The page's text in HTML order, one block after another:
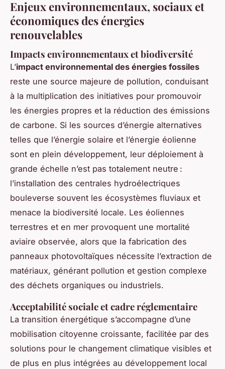
Enjeux environnementaux, sociaux et
économiques des énergies
renouvelables
Impacts environnementaux et biodiversité
L’impact environnemental des énergies fossiles
reste une source majeure de pollution, conduisant
à la multiplication des initiatives pour promouvoir
les énergies propres et la réduction des émissions
de carbone. Si les sources d’énergie alternatives
telles que l’énergie solaire et l’énergie éolienne
sont en plein développement, leur déploiement à
grande échelle n’est pas totalement neutre :
l’installation des centrales hydroélectriques
bouleverse souvent les écosystèmes fluviaux et
menace la biodiversité locale. Les éoliennes
terrestres et en mer provoquent une mortalité
aviaire observée, alors que la fabrication des
panneaux photovoltaïques nécessite l’extraction de
matériaux, générant pollution et gestion complexe
des déchets organiques ou industriels.
Acceptabilité sociale et cadre réglementaire
La transition énergétique s’accompagne d’une
mobilisation citoyenne croissante, facilitée par des
solutions pour le changement climatique visibles et
de plus en plus intégrées au développement local